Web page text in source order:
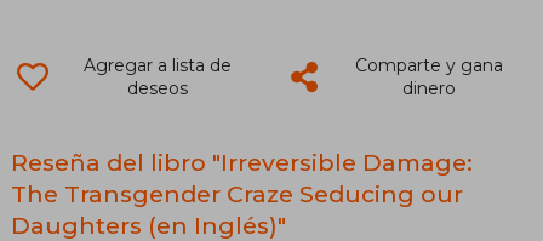
Agregar a lista de
deseos
Comparte y gana
dinero
Reseña del libro "Irreversible Damage:
The Transgender Craze Seducing our
Daughters (en Inglés)"